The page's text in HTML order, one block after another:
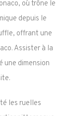
où trône le
depuis le
offrant une
Assister à la
une dimension
les ruelles